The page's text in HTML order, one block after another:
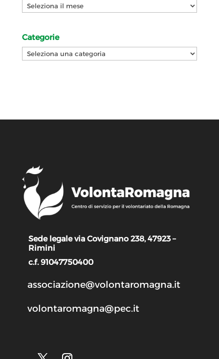
Archivi
Categorie
Categorie
Sede legale via Covignano 238, 47923 –
Rimini
c.f. 91047750400
associazione@volontaromagna.it
volontaromagna@pec.it